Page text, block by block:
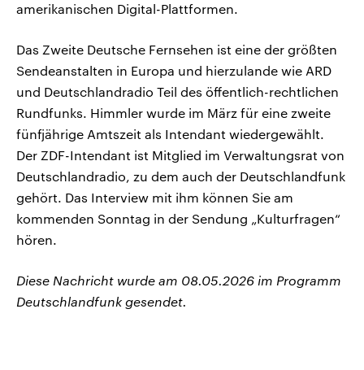
amerikanischen Digital-Plattformen.
Das Zweite Deutsche Fernsehen ist eine der größten
Sendeanstalten in Europa und hierzulande wie ARD
und Deutschlandradio Teil des öffentlich-rechtlichen
Rundfunks. Himmler wurde im März für eine zweite
fünfjährige Amtszeit als Intendant wiedergewählt.
Der ZDF-Intendant ist Mitglied im Verwaltungsrat von
Deutschlandradio, zu dem auch der Deutschlandfunk
gehört. Das Interview mit ihm können Sie am
kommenden Sonntag in der Sendung „Kulturfragen“
hören.
Diese Nachricht wurde am 08.05.2026 im Programm
Deutschlandfunk gesendet.